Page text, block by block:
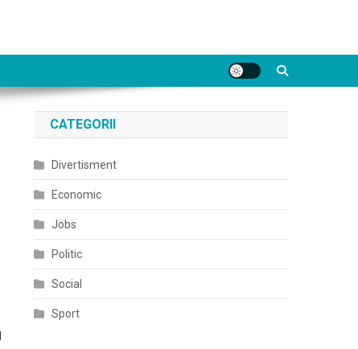
CATEGORII
Divertisment
Economic
Jobs
Politic
Social
Sport